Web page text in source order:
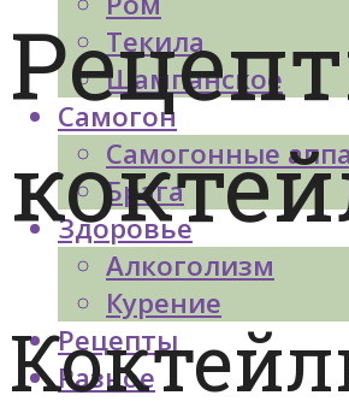
Текила
Шампанское
Самогон
Самогонные
Брага
Здоровье
Алкоголизм
Курение
Рецепты
Разное